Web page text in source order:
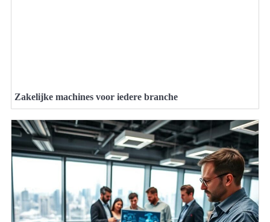
Zakelijke machines voor iedere branche